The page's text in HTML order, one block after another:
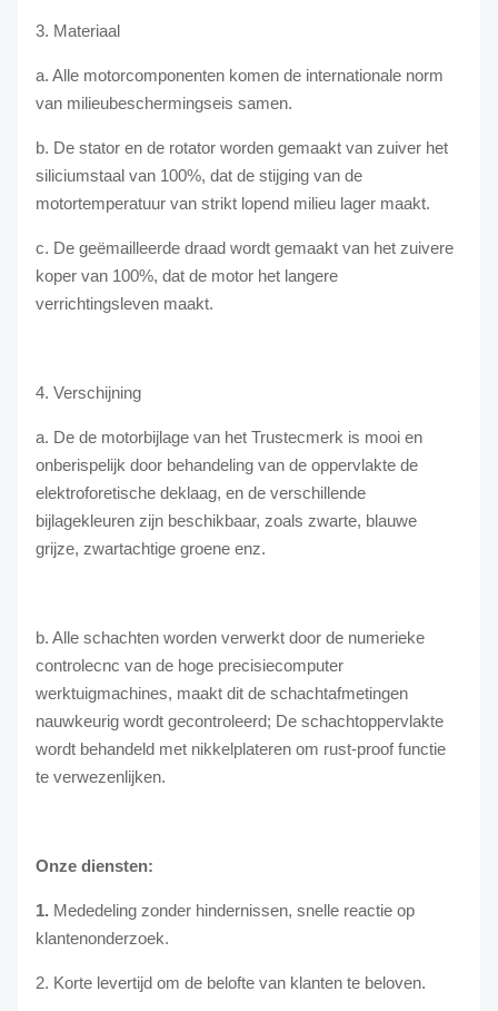
3. Materiaal
a. Alle motorcomponenten komen de internationale norm
van milieubeschermingseis samen.
b. De stator en de rotator worden gemaakt van zuiver het
siliciumstaal van 100%, dat de stijging van de
motortemperatuur van strikt lopend milieu lager maakt.
c. De geëmailleerde draad wordt gemaakt van het zuivere
koper van 100%, dat de motor het langere
verrichtingsleven maakt.
4. Verschijning
a. De de motorbijlage van het Trustecmerk is mooi en
onberispelijk door behandeling van de oppervlakte de
elektroforetische deklaag, en de verschillende
bijlagekleuren zijn beschikbaar, zoals zwarte, blauwe
grijze, zwartachtige groene enz.
b. Alle schachten worden verwerkt door de numerieke
controlecnc van de hoge precisiecomputer
werktuigmachines, maakt dit de schachtafmetingen
nauwkeurig wordt gecontroleerd; De schachtoppervlakte
wordt behandeld met nikkelplateren om rust-proof functie
te verwezenlijken.
Onze diensten:
1. Mededeling zonder hindernissen, snelle reactie op
klantenonderzoek.
2. Korte levertijd om de belofte van klanten te beloven.